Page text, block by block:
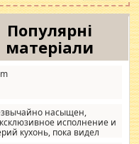
Популярні
матеріали
насыщен,
исполнение и
кухонь, пока видел